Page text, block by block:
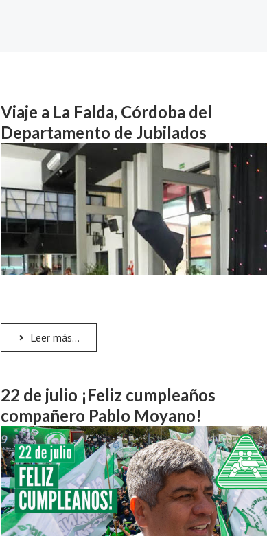
Viaje a La Falda, Córdoba del
Departamento de Jubilados
Leer más...
22 de julio ¡Feliz cumpleaños
compañero Pablo Moyano!